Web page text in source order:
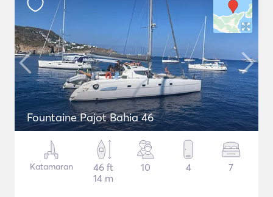
Fountaine Pajot Bahia 46
Katamaran
46 ft
14 m
10 4 7